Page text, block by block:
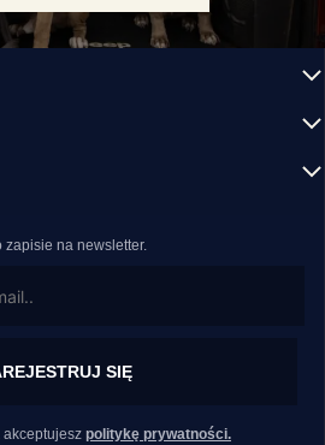
na newsletter.
SIĘ
politykę prywatności.